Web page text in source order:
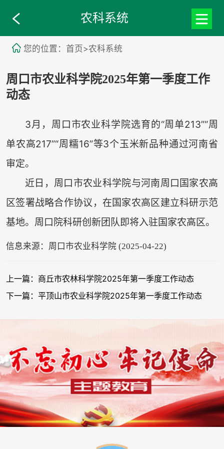
农科系统
您的位置：首页>农科系统
周口市农业科学院2025年第一季度工作
动态
3月，周口市农业科学院选育的“周单213”“周
单农高217”“周糯16”等3个玉米新品种通过河南省
审定。
近日，周口市农业科学院与河南周口国家农高
区签署战略合作协议，在国家农高区建立科研示范
基地。周口院科研创新团队即将入驻国家农高区。
信息来源：周口市农业科学院 (2025-04-22)
上一篇：商丘市农林科学院2025年第一季度工作动态
下一篇：平顶山市农业科学院2025年第一季度工作动态